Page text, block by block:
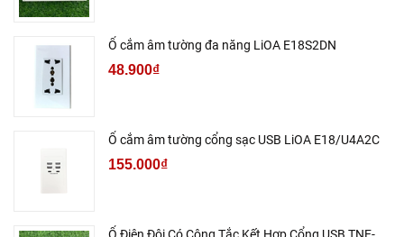
Ổ cắm âm tường đa năng LiOA E18S2DN
48.900₫
Ổ cắm âm tường cổng sạc USB LiOA E18/U4A2C
155.000₫